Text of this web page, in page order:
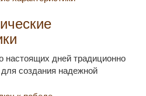
настоящих дней традиционно
создания надежной